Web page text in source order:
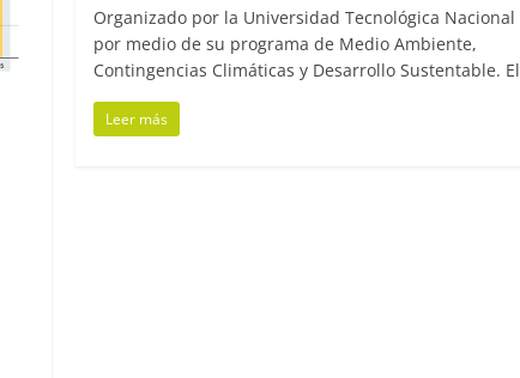
Organizado por la Universidad Tecnológica Nacional
por medio de su programa de Medio Ambiente,
Contingencias Climáticas y Desarrollo Sustentable. El
Leer más